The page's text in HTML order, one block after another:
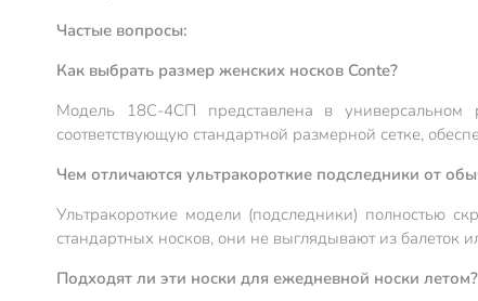
Частые вопросы:
Как выбрать размер женских носков Conte?
Модель 18C-4CП представлена в
соответствующую стандартной размерной сетке,
Чем отличаются ультракороткие подследники от
Ультракороткие модели (подследники) полностью
стандартных носков, они не выглядывают из
Подходят ли эти носки для ежедневной носки летом?